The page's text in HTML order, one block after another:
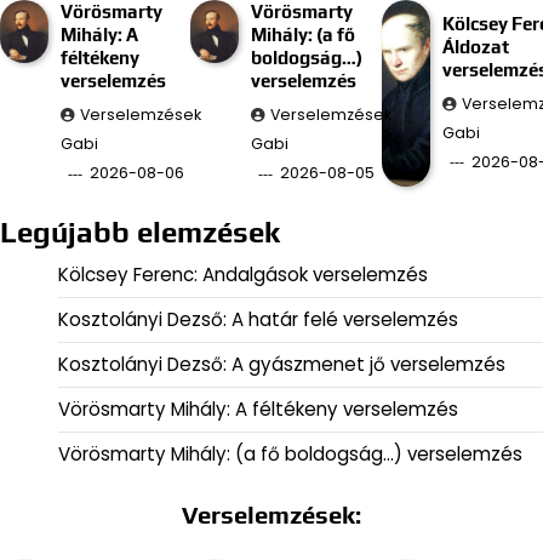
Vörösmarty
Mihály: A
féltékeny
verselemzés
Verselemzések
Gabi
2026-08-06
Vörösmarty
Mihály: (a fő
boldogság…)
verselemzés
Verselemzések
Gabi
2026-08-05
Kölcsey
Áldozat
Gabi
2026-
Legújabb elemzések
Kölcsey Ferenc: Andalgások verselemzés
Kosztolányi Dezső: A határ felé verselemzés
Kosztolányi Dezső: A gyászmenet jő verselemzés
Vörösmarty Mihály: A féltékeny verselemzés
Vörösmarty Mihály: (a fő boldogság…) verselemzés
Verselemzések: